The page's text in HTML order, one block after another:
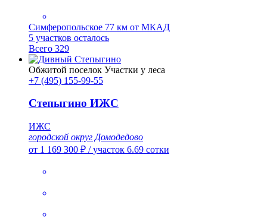
Симферопольское 77 км от МКАД
5 участков осталось
Всего 329
Обжитой поселок Участки у леса
+7 (495) 155-99-55
Степыгино ИЖС
ИЖС
городской округ Домодедово
от 1 169 300 ₽ /участок 6.69 сотки